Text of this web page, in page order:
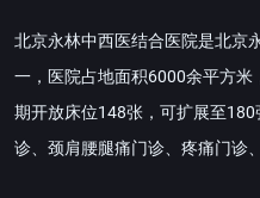
北京永林中西医结合医院是北京
一，医院占地面积6000余平方
期开放床位148张，可扩展至
诊、颈肩腰腿痛门诊、疼痛门诊